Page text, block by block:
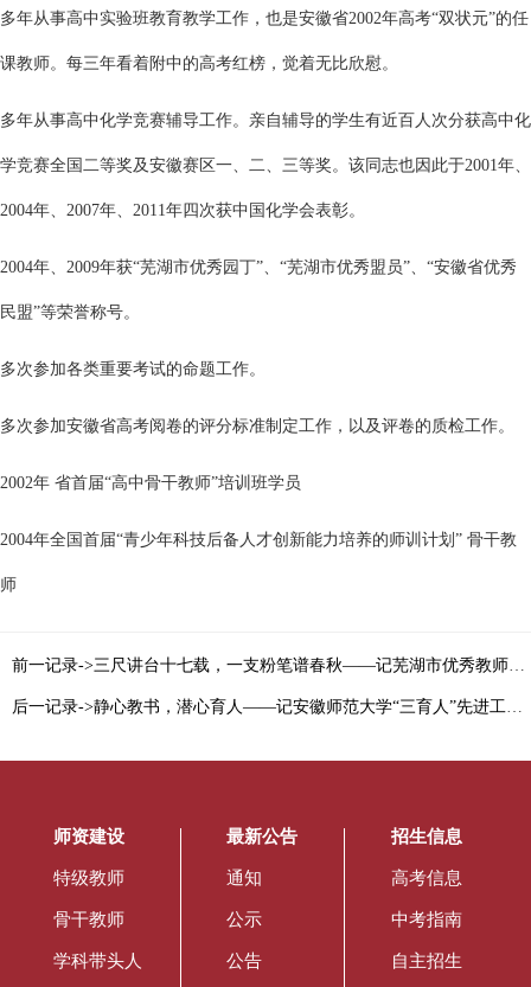
多年从事高中实验班教育教学工作，也是安徽省2002年高考“双状元”的任
课教师。每三年看着附中的高考红榜，觉着无比欣慰。
多年从事高中化学竞赛辅导工作。亲自辅导的学生有近百人次分获高中化
学竞赛全国二等奖及安徽赛区一、二、三等奖。该同志也因此于2001年、
2004年、2007年、2011年四次获中国化学会表彰。
2004年、2009年获“芜湖市优秀园丁”、“芜湖市优秀盟员”、“安徽省优秀
民盟”等荣誉称号。
多次参加各类重要考试的命题工作。
多次参加安徽省高考阅卷的评分标准制定工作，以及评卷的质检工作。
2002年 省首届“高中骨干教师”培训班学员
2004年全国首届“青少年科技后备人才创新能力培养的师训计划” 骨干教
师
师资建设
特级教师
骨干教师
学科带头人
最新公告
通知
公示
公告
招生信息
高考信息
中考指南
自主招生